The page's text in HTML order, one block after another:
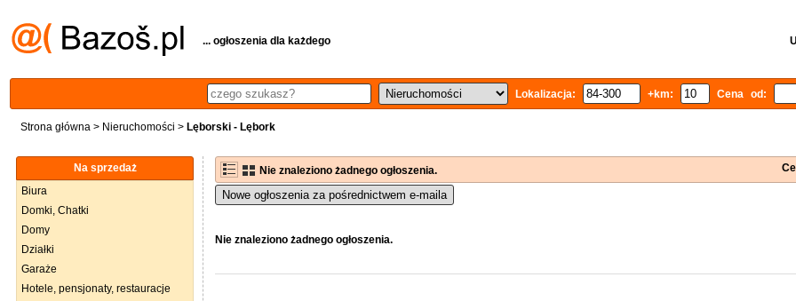
... ogłoszenia dla każdego
Lokalizacja: +km: Cena od:
Strona główna > Nieruchomości > Lęborski - Lębork
Na sprzedaż
Biura
Domki, Chatki
Domy
Działki
Garaże
Hotele, pensjonaty, restauracje
Nie znaleziono żadnego ogłoszenia.
Nowe ogłoszenia za pośrednictwem e-maila
Nie znaleziono żadnego ogłoszenia.